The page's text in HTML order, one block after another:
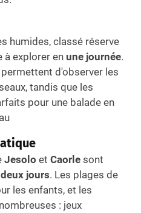
humides, classé réserve
à explorer en une journée.
d'observer les
tandis que les
pour une balade en
Jesolo et Caorle sont
jours. Les plages de
les enfants, et les
: jeux